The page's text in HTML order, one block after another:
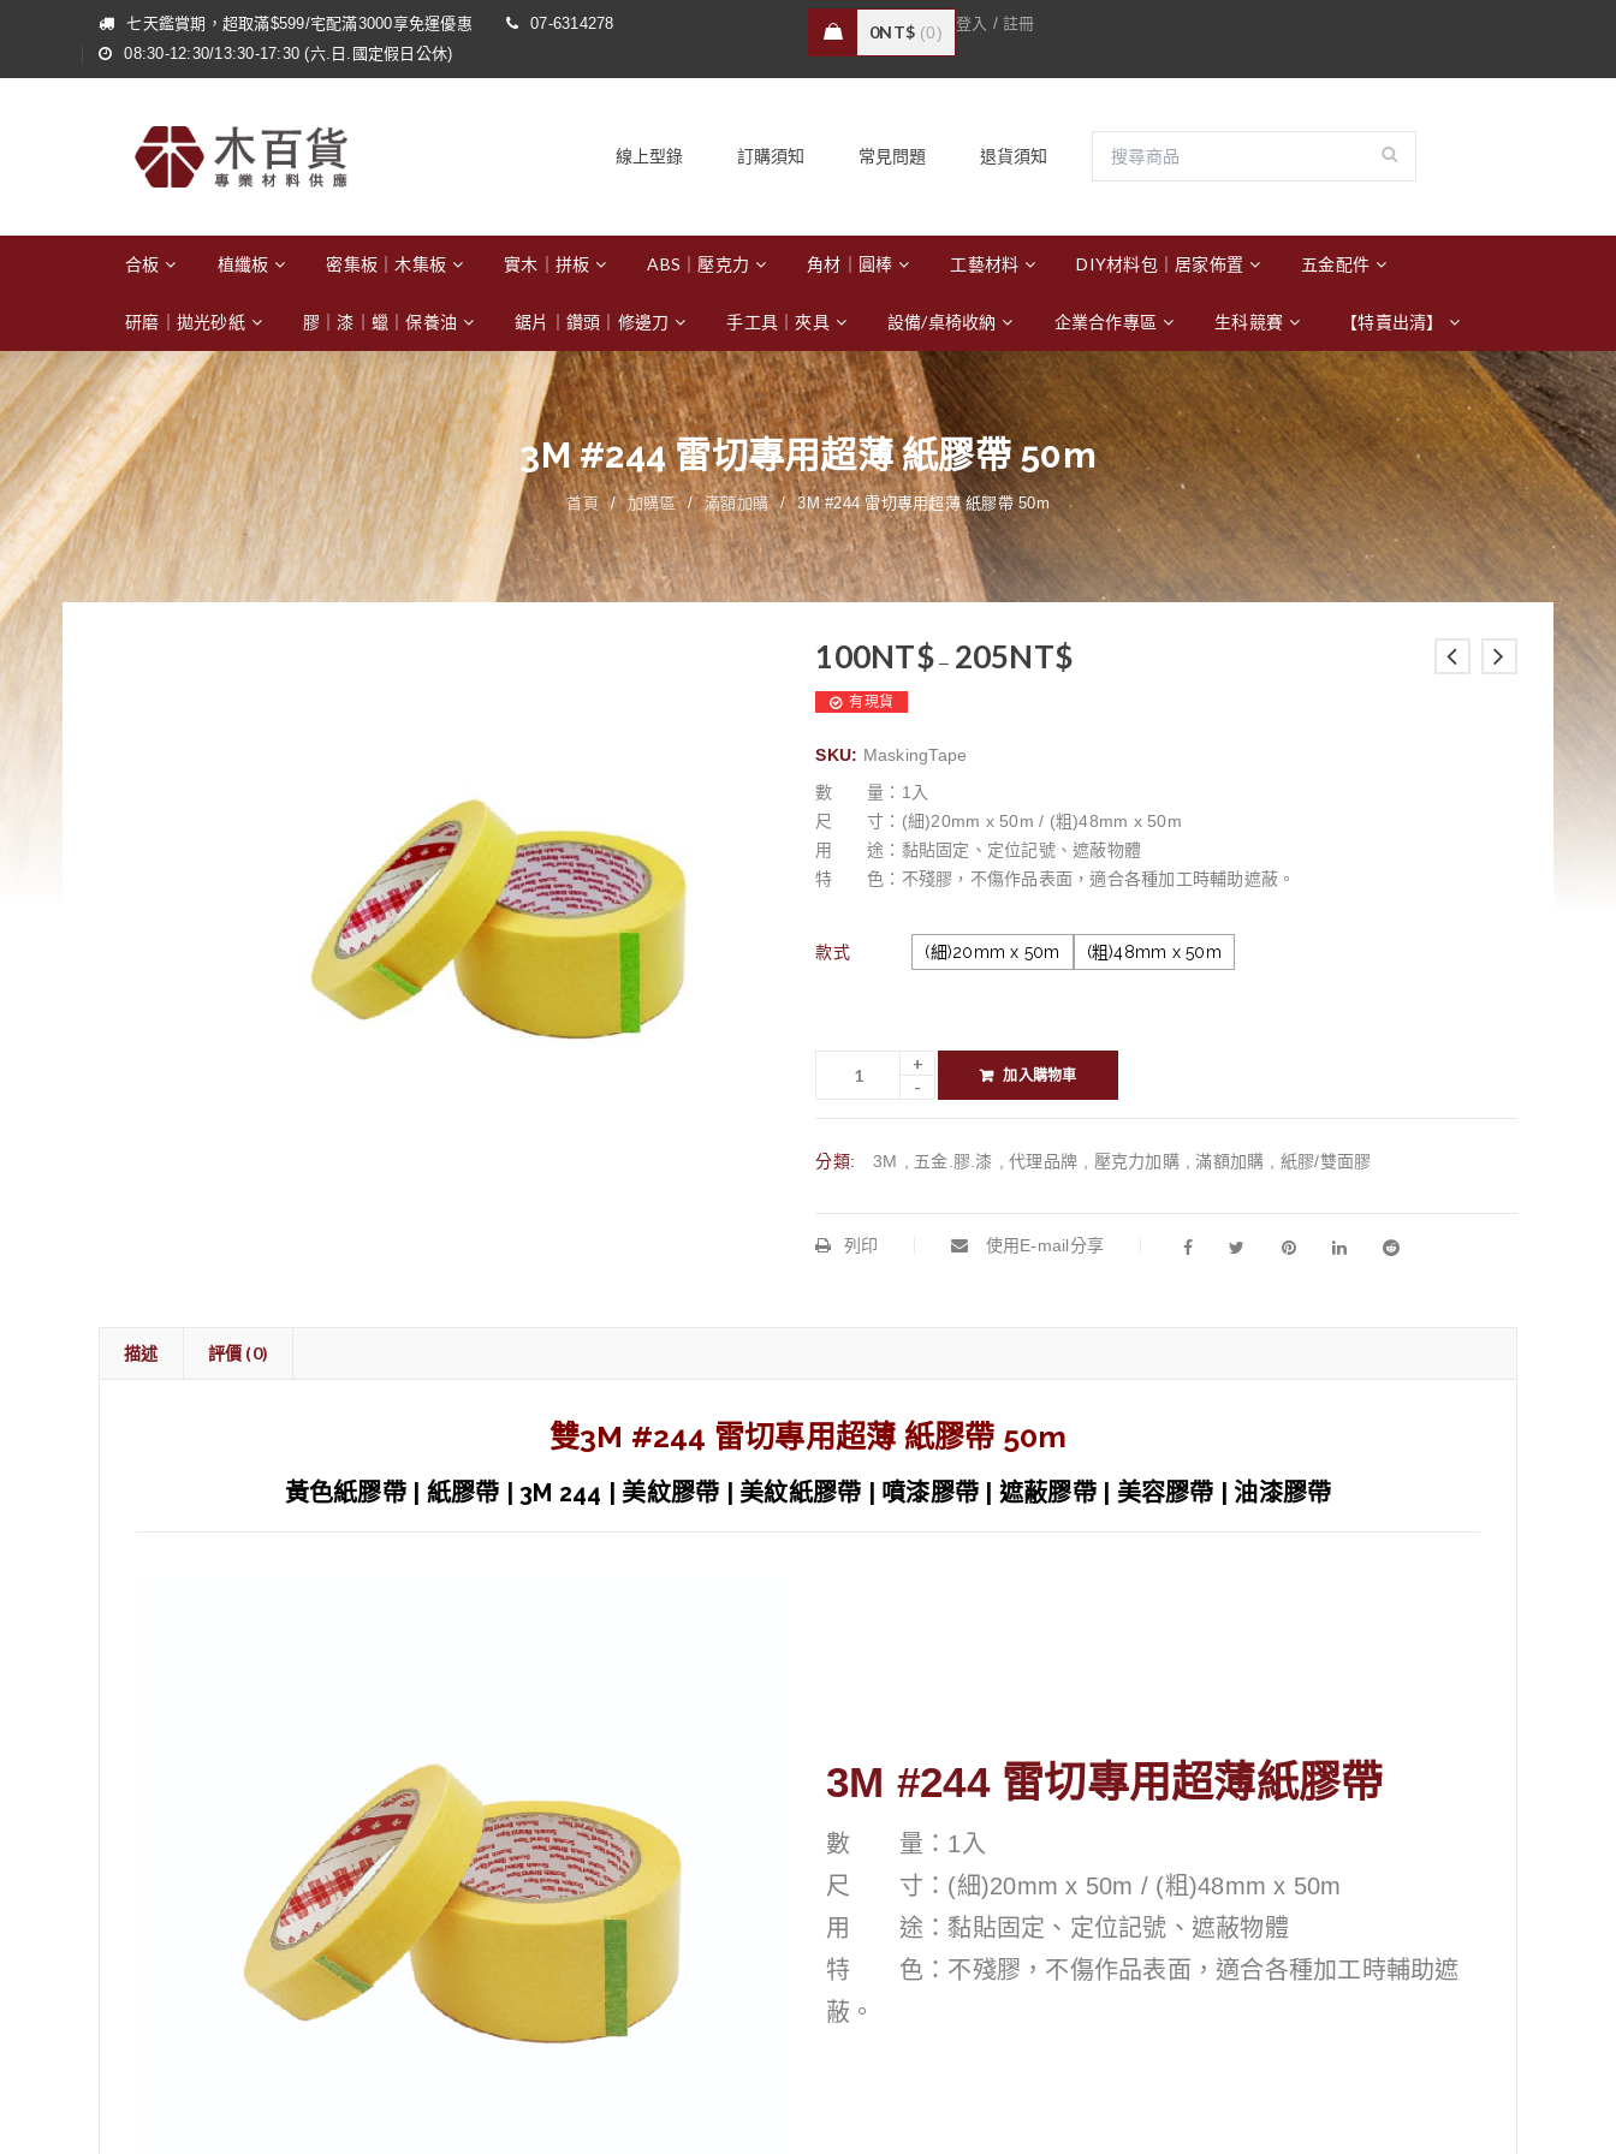
七天鑑賞期，超取滿$599/宅配滿3000享免運優惠
07-6314278
08:30-12:30/13:30-17:30 (六.日.國定假日公休)
0NT$ 0 登入 / 註冊
線上型錄 訂購須知 常見問題 退貨須知
合板 植纖板 密集板｜木集板 實木｜拼板 ABS｜壓克力 角材｜圓棒 工藝材料 DIY材料包｜居家佈置 五金配件
研磨｜拋光砂紙 膠｜漆｜蠟｜保養油 鋸片｜鑽頭｜修邊刀 手工具｜夾具 設備/桌椅收納 企業合作專區 生科競賽 【特賣出清】
3M #244 雷切專用超薄 紙膠帶 50m
首頁 / 加購區 / 滿額加購 / 3M #244 雷切專用超薄 紙膠帶 50m
100NT$– 205NT$
有現貨
SKU: MaskingTape
數 量：1入
尺 寸：(細)20mm x 50m / (粗)48mm x 50m
用 途：黏貼固定、定位記號、遮蔽物體
特 色：不殘膠，不傷作品表面，適合各種加工時輔助遮蔽。
款式 (細)20mm x 50m (粗)48mm x 50m
加入購物車
分類: 3M 五金.膠.漆 ,代理品牌 壓克力加購 滿額加購 紙膠/雙面膠
列印 使用E-mail分享
描述 評價 (0)
雙3M #244 雷切專用超薄 紙膠帶 50m
黃色紙膠帶 | 紙膠帶 | 3M 244 | 美紋膠帶 | 美紋紙膠帶 | 噴漆膠帶 | 遮蔽膠帶 | 美容膠帶 | 油漆膠帶
3M #244 雷切專用超薄紙膠帶
數 量：1入
尺 寸：(細)20mm x 50m / (粗)48mm x 50m
用 途：黏貼固定、定位記號、遮蔽物體
特 色：不殘膠，不傷作品表面，適合各種加工時輔助遮
蔽。